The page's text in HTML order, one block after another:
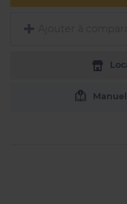
Ajouter à